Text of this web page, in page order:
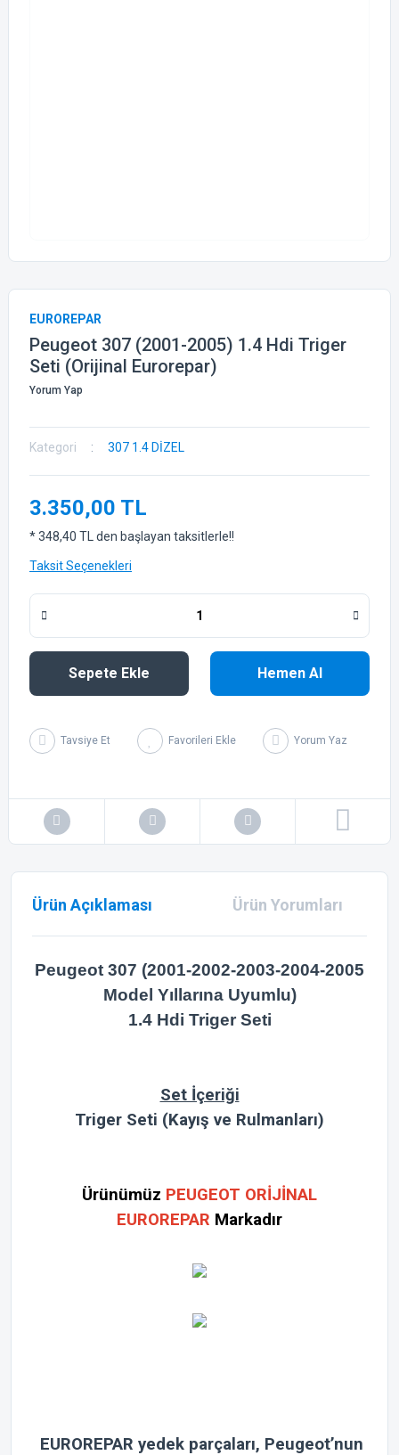
EUROREPAR
Peugeot 307 (2001-2005) 1.4 Hdi Triger
Seti (Orijinal Eurorepar)
Yorum Yap
Kategori 307 1.4 DİZEL
3.350,00 TL
* 348,40 TL den başlayan taksitlerle!!
Taksit Seçenekleri
Sepete Ekle Hemen Al
Tavsiye Et Yorum Yaz
Ürün Açıklaması Ürün Yorumları
Peugeot 307 (2001-2002-2003-2004-2005
Model Yıllarına Uyumlu)
1.4 Hdi Triger Seti
Set İçeriği
Triger Seti (Kayış ve Rulmanları)
Ürünümüz PEUGEOT ORİJİNAL
EUROREPAR Markadır
EUROREPAR yedek parçaları, Peugeot’nun